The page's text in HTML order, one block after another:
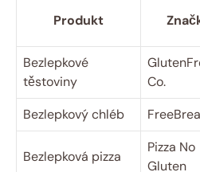
Produkt
Bezlepkové ​
těstoviny
⁢Co.
Bezlepkový chléb
Bezlepková pizza
Pizza No⁣
Gluten